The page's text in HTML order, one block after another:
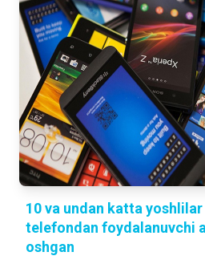
10 va undan katta
telefondan foydalanuvchi
oshgan